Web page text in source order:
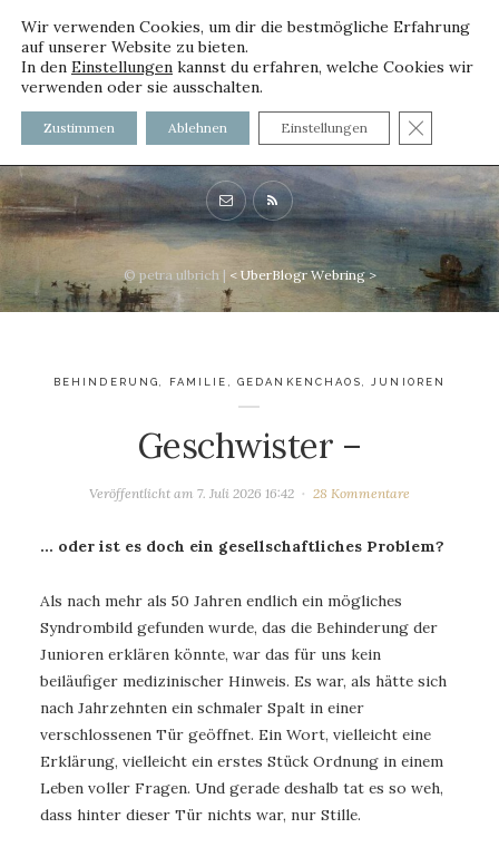
voller worte - mit und ohne
Innenfutter
© petra ulbrich | < UberBlogr Webring >
BEHINDERUNG, FAMILIE , GEDANKENCHAOS,JUNIOREN
Geschwister –
Veröffentlicht am7. Juli 2026 16:42 28 Kommentare
… oder ist es doch ein gesellschaftliches Problem?
Als nach mehr als 50 Jahren endlich ein mögliches
Syndrombild gefunden wurde, das die Behinderung der
Junioren erklären könnte, war das für uns kein
beiläufiger medizinischer Hinweis. Es war, als hätte sich
nach Jahrzehnten ein schmaler Spalt in einer
verschlossenen Tür geöffnet. Ein Wort, vielleicht eine
Erklärung, vielleicht ein erstes Stück Ordnung in einem
Leben voller Fragen. Und gerade deshalb tat es so weh,
dass hinter dieser Tür nichts war, nur Stille.
Wir verwenden Cookies, um dir die bestmögliche Erfahrung
auf unserer Website zu bieten.
In den Einstellungen kannst du erfahren, welche Cookies wir
verwenden oder sie ausschalten.
Zustimmen Ablehnen Einstellungen GDPR